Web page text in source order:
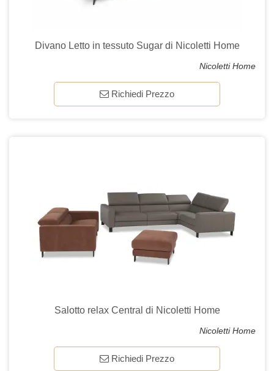
Divano Letto in tessuto Sugar di Nicoletti Home
Nicoletti Home
Richiedi Prezzo
Salotto relax Central di Nicoletti Home
Nicoletti Home
Richiedi Prezzo